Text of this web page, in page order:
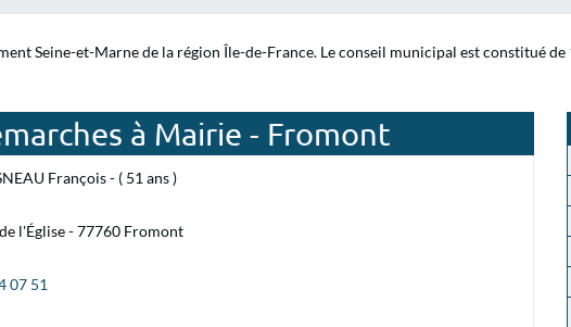
Seine-et-Marne de la région Île-de-France. Le conseil municipal est constitué
à Mairie - Fromont
François - ( 51 ans )
l'Église - 77760 Fromont
07 51